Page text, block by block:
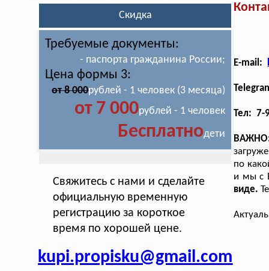
Скидка
Требуемые документы:
- паспорта гражданина России;
Цена формы 3:
от 8 000рублей - 1 человек (3 месяца)
от 7 000рублей - 1 человек
Бесплатнодети
Свяжитесь с нами и сделайте
официальную временную
регистрацию за короткое
время по хорошей цене.
kupi.propisku@gmail.com
E-mail:
Тел: 7-
по
и мы с
виде.